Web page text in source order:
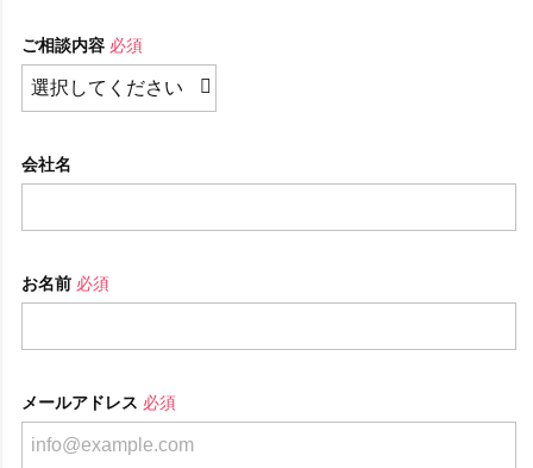
ご相談内容 必須
会社名
お名前 必須
メールアドレス 必須